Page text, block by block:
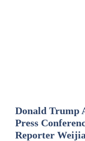
Donald Trump
Press
Reporter Weijia